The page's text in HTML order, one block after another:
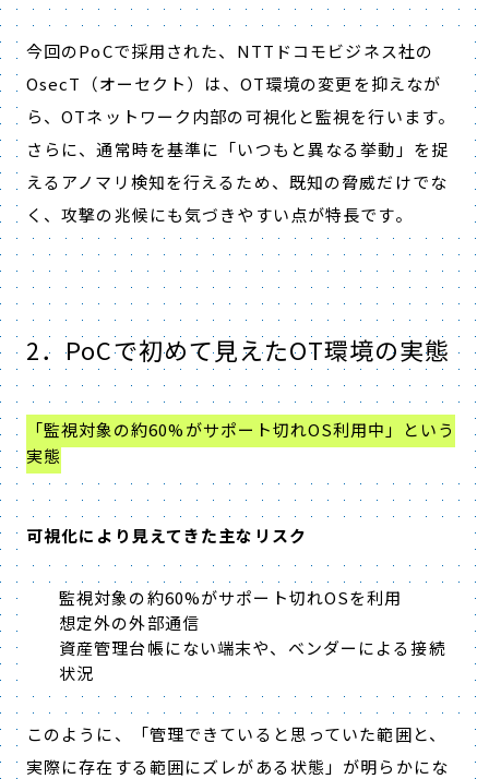
今回のPoCで採用された、NTTドコモビジネス社の
OsecT（オーセクト）は、OT環境の変更を抑えなが
ら、OTネットワーク内部の可視化と監視を行います。
さらに、通常時を基準に「いつもと異なる挙動」を捉
えるアノマリ検知を行えるため、既知の脅威だけでな
く、攻撃の兆候にも気づきやすい点が特長です。
2．PoCで初めて見えたOT環境の実態
「監視対象の約60%がサポート切れOS利用中」という
実態
可視化により見えてきた主なリスク
監視対象の約60%がサポート切れOSを利用
想定外の外部通信
資産管理台帳にない端末や、ベンダーによる接続
状況
このように、「管理できていると思っていた範囲と、
実際に存在する範囲にズレがある状態」が明らかにな